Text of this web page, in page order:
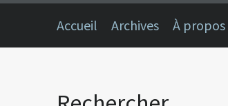
Accueil Archives À propos